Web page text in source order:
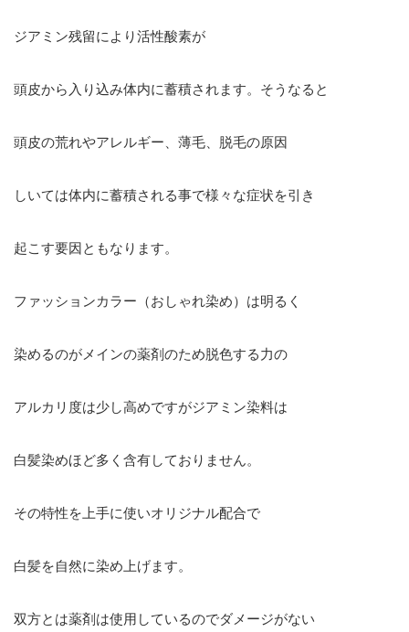
ジアミン残留により活性酸素が
頭皮から入り込み体内に蓄積されます。そうなると
頭皮の荒れやアレルギー、薄毛、脱毛の原因
しいては体内に蓄積される事で様々な症状を引き
起こす要因ともなります。
ファッションカラー（おしゃれ染め）は明るく
染めるのがメインの薬剤のため脱色する力の
アルカリ度は少し高めですがジアミン染料は
白髪染めほど多く含有しておりません。
その特性を上手に使いオリジナル配合で
白髪を自然に染め上げます。
双方とは薬剤は使用しているのでダメージがない